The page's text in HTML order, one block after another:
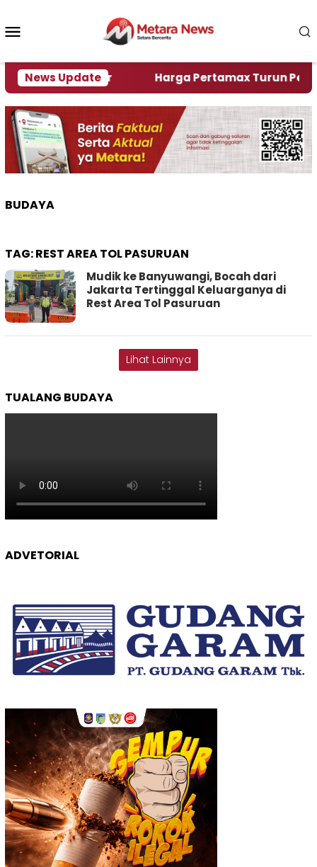
konten
News Update
Krisi Air Harga Pertamax Turun Per Hari
BUDAYA
TAG:REST AREA TOL PASURUAN
Mudik ke Banyuwangi, Bocah dari
Jakarta Tertinggal Keluarganya di
Rest Area Tol Pasuruan
Lihat Lainnya
TUALANG BUDAYA
ADVETORIAL